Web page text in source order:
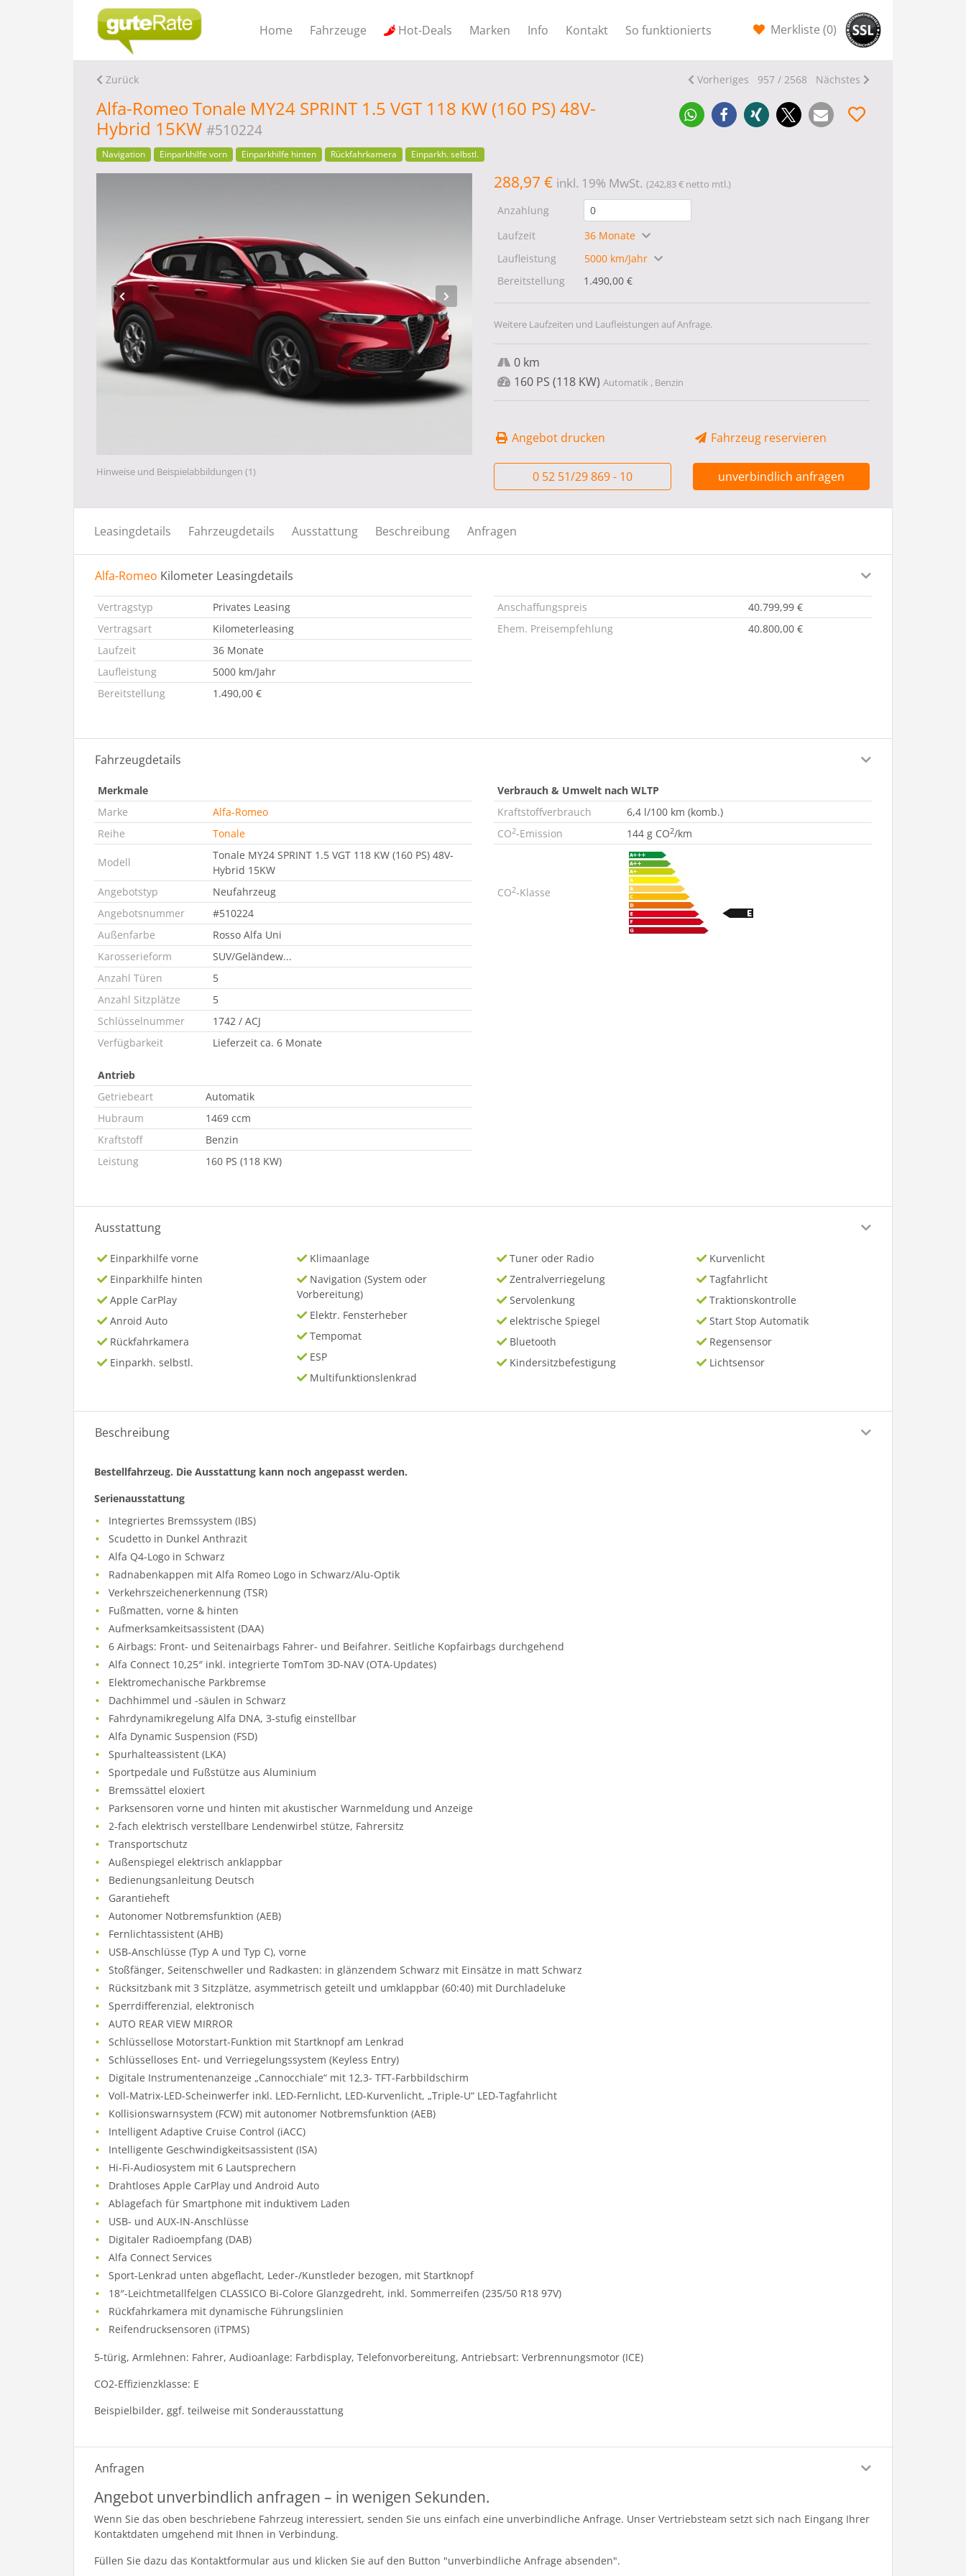
Home Fahrzeuge Hot-Deals Marken Info Kontakt So funktionierts Merkliste (0)
Zurück Vorheriges 957 / 2568 Nächstes
Alfa-Romeo Tonale MY24 SPRINT 1.5 VGT 118 KW (160 PS) 48V-
Hybrid 15KW #510224
Navigation Einparkhilfe vorn Einparkhilfe hinten Rückfahrkamera Einparkh. selbstl.
Hinweise und Beispielabbildungen (1)
288,97 € inkl. 19% MwSt. (242,83 € netto mtl.)
Anzahlung
Laufzeit
36 Monate
Laufleistung
5000 km/Jahr
Bereitstellung
1.490,00 €
Weitere Laufzeiten und Laufleistungen auf Anfrage.
0 km
160 PS (118 KW) Automatik , Benzin
Angebot drucken Fahrzeug reservieren
0 52 51/29 869 - 10 unverbindlich anfragen
Leasingdetails Fahrzeugdetails Ausstattung Beschreibung Anfragen
Alfa-Romeo Kilometer Leasingdetails
Vertragstyp
Privates Leasing
Vertragsart
Kilometerleasing
Laufzeit
36 Monate
Laufleistung
5000 km/Jahr
Bereitstellung
1.490,00 €
Anschaffungspreis
40.799,99 €
Ehem. Preisempfehlung
40.800,00 €
Fahrzeugdetails
Merkmale
Marke
Alfa-Romeo
Reihe
Tonale
Modell
Tonale MY24 SPRINT 1.5 VGT 118 KW (160 PS) 48V-
Hybrid 15KW
Angebotstyp
Neufahrzeug
Angebotsnummer
#510224
Außenfarbe
Rosso Alfa Uni
Karosserieform
SUV/Geländew...
Anzahl Türen
5
Anzahl Sitzplätze
5
Schlüsselnummer
1742 / ACJ
Verfügbarkeit
Lieferzeit ca. 6 Monate
Antrieb
Getriebeart
Automatik
Hubraum
1469 ccm
Kraftstoff
Benzin
Leistung
160 PS (118 KW)
Verbrauch & Umwelt nach WLTP
Kraftstoffverbrauch
6,4 l/100 km (komb.)
CO2-Emission 144 g CO2/km
CO2-Klasse
Ausstattung
Einparkhilfe vorne
Einparkhilfe hinten
Apple CarPlay
Anroid Auto
Rückfahrkamera
Einparkh. selbstl.
Klimaanlage
Navigation (System oder
Vorbereitung)
Elektr. Fensterheber
Tempomat
ESP
Multifunktionslenkrad
Tuner oder Radio
Zentralverriegelung
Servolenkung
elektrische Spiegel
Bluetooth
Kindersitzbefestigung
Kurvenlicht
Tagfahrlicht
Traktionskontrolle
Start Stop Automatik
Regensensor
Lichtsensor
Beschreibung
Bestellfahrzeug. Die Ausstattung kann noch angepasst werden.
Serienausstattung
Integriertes Bremssystem (IBS)
Scudetto in Dunkel Anthrazit
Alfa Q4-Logo in Schwarz
Radnabenkappen mit Alfa Romeo Logo in Schwarz/Alu-Optik
Verkehrszeichenerkennung (TSR)
Fußmatten, vorne & hinten
Aufmerksamkeitsassistent (DAA)
6 Airbags: Front- und Seitenairbags Fahrer- und Beifahrer. Seitliche Kopfairbags durchgehend
Alfa Connect 10,25″ inkl. integrierte TomTom 3D-NAV (OTA-Updates)
Elektromechanische Parkbremse
Dachhimmel und -säulen in Schwarz
Fahrdynamikregelung Alfa DNA, 3-stufig einstellbar
Alfa Dynamic Suspension (FSD)
Spurhalteassistent (LKA)
Sportpedale und Fußstütze aus Aluminium
Bremssättel eloxiert
Parksensoren vorne und hinten mit akustischer Warnmeldung und Anzeige
2-fach elektrisch verstellbare Lendenwirbel stütze, Fahrersitz
Transportschutz
Außenspiegel elektrisch anklappbar
Bedienungsanleitung Deutsch
Garantieheft
Autonomer Notbremsfunktion (AEB)
Fernlichtassistent (AHB)
USB-Anschlüsse (Typ A und Typ C), vorne
Stoßfänger, Seitenschweller und Radkasten: in glänzendem Schwarz mit Einsätze in matt Schwarz
Rücksitzbank mit 3 Sitzplätze, asymmetrisch geteilt und umklappbar (60:40) mit Durchladeluke
Sperrdifferenzial, elektronisch
AUTO REAR VIEW MIRROR
Schlüssellose Motorstart-Funktion mit Startknopf am Lenkrad
Schlüsselloses Ent- und Verriegelungssystem (Keyless Entry)
Digitale Instrumentenanzeige „Cannocchiale“ mit 12,3- TFT-Farbbildschirm
Voll-Matrix-LED-Scheinwerfer inkl. LED-Fernlicht, LED-Kurvenlicht, „Triple-U“ LED-Tagfahrlicht
Kollisionswarnsystem (FCW) mit autonomer Notbremsfunktion (AEB)
Intelligent Adaptive Cruise Control (iACC)
Intelligente Geschwindigkeitsassistent (ISA)
Hi-Fi-Audiosystem mit 6 Lautsprechern
Drahtloses Apple CarPlay und Android Auto
Ablagefach für Smartphone mit induktivem Laden
USB- und AUX-IN-Anschlüsse
Digitaler Radioempfang (DAB)
Alfa Connect Services
Sport-Lenkrad unten abgeflacht, Leder-/Kunstleder bezogen, mit Startknopf
18″-Leichtmetallfelgen CLASSICO Bi-Colore Glanzgedreht, inkl. Sommerreifen (235/50 R18 97V)
Rückfahrkamera mit dynamische Führungslinien
Reifendrucksensoren (iTPMS)
5-türig, Armlehnen: Fahrer, Audioanlage: Farbdisplay, Telefonvorbereitung, Antriebsart: Verbrennungsmotor (ICE)
CO2-Effizienzklasse: E
Beispielbilder, ggf. teilweise mit Sonderausstattung
Anfragen
Angebot unverbindlich anfragen – in wenigen Sekunden.
Wenn Sie das oben beschriebene Fahrzeug interessiert, senden Sie uns einfach eine unverbindliche Anfrage. Unser Vertriebsteam setzt sich nach Eingang Ihrer
Kontaktdaten umgehend mit Ihnen in Verbindung.
Füllen Sie dazu das Kontaktformular aus und klicken Sie auf den Button "unverbindliche Anfrage absenden".